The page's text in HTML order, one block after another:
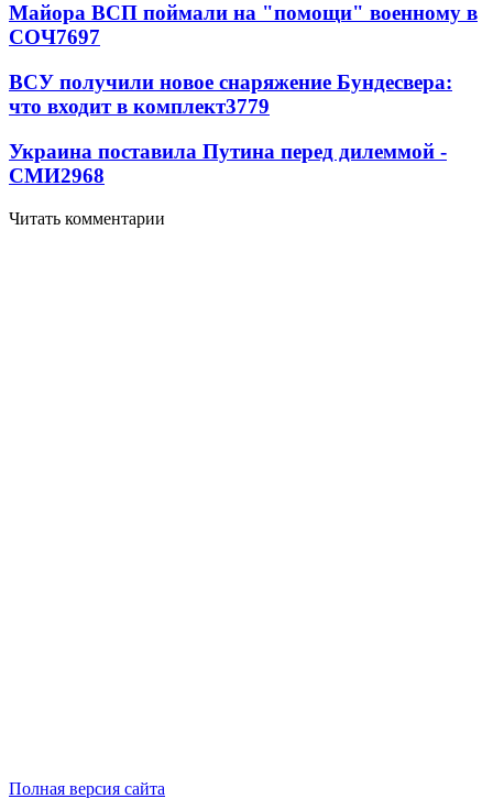
Майора ВСП поймали на "помощи" военному в
СОЧ7697
ВСУ получили новое снаряжение Бундесвера:
что входит в комплект3779
Украина поставила Путина перед дилеммой -
СМИ2968
Читать комментарии
Полная версия сайта